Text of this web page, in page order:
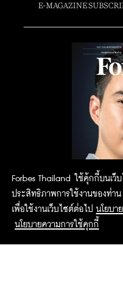
Forbes Thailand ใช้คุ้กกี้บนเว็
ประสิทธิภาพการใช้งานของท่า
เพื่อใช้งานเว็บไซต์ต่อไป นโยบา
นโยบายความการใช้คุกกี้
E-MAGAZINE
2015